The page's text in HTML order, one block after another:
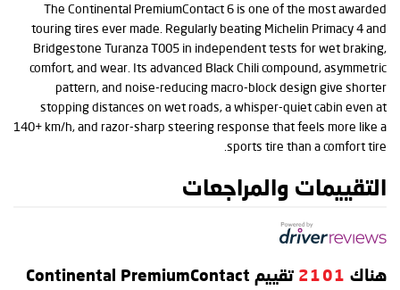
The Continental PremiumContact 6 is one of the most awarded
touring tires ever made. Regularly beating Michelin Primacy 4 and
Bridgestone Turanza T005 in independent tests for wet braking,
comfort, and wear. Its advanced Black Chili compound, asymmetric
pattern, and noise-reducing macro-block design give shorter
stopping distances on wet roads, a whisper-quiet cabin even at
140+ km/h, and razor-sharp steering response that feels more like a
sports tire than a comfort tire.
التقييمات والمراجعات
هناك 2101
تقييم Continental PremiumContact